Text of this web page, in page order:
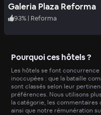
Galeria Plaza Reforma
93% | Reforma
Pourquoi ces hôtels ?
Les hôtels se font
inoccupées : que la bataille
sont classés selon leur
préférences. Nous utilisons
la catégorie, les commentaires
ainsi que notre rémunération